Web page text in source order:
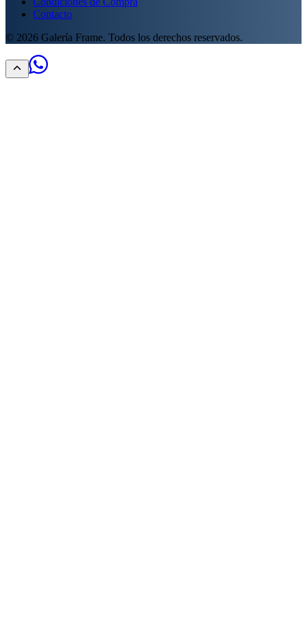
Contacto
© 2026 Galería Frame. Todos los derechos reservados.